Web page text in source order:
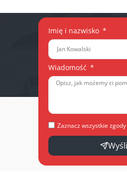
Imię i nazwisko
Wiadomość
Zaznacz wszystkie zgody